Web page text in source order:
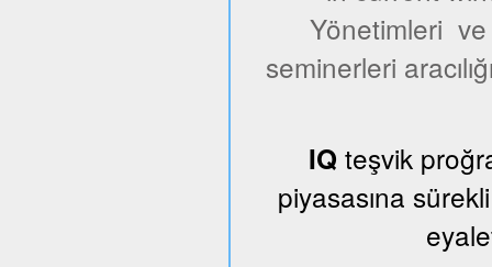
Yönetimleri ve
seminerleri
IQ teşvik
piyasasına